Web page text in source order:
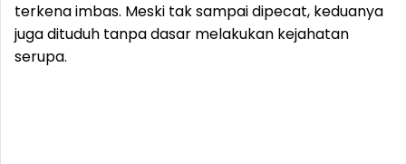
terkena imbas. Meski tak sampai dipecat, keduanya
juga dituduh tanpa dasar melakukan kejahatan
serupa.